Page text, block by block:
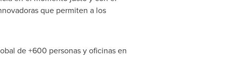
que permiten a los
de +600 personas y oficinas en